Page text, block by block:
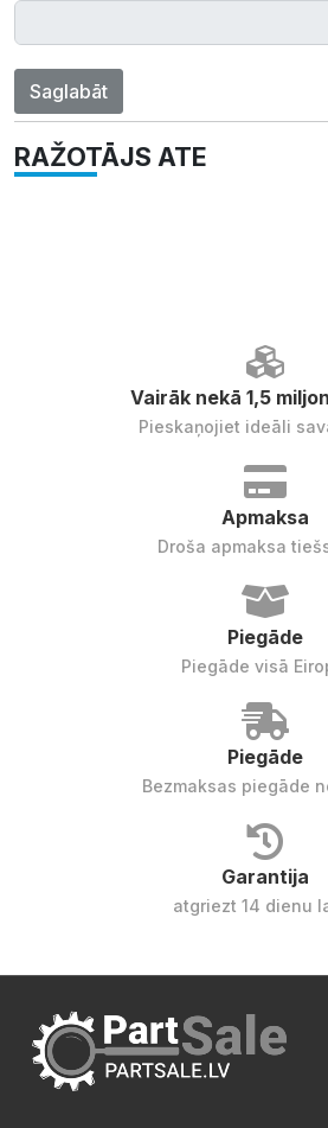
Saglabāt
RAŽOTĀJS ATE
Vairāk nekā 1,5
Pieskaņojiet ideāli
Apmaksa
Droša apmaksa
Piegāde
Piegāde visā
Piegāde
Bezmaksas piegāde
Garantija
atgriezt 14 dienu